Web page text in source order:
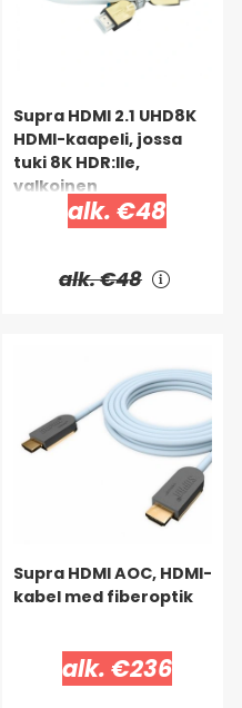
Supra HDMI 2.1 UHD8K
HDMI-kaapeli, jossa
tuki 8K HDR:lle,
valkoinen
alk. €48
alk. €48
Supra HDMI AOC, HDMI-
kabel med fiberoptik
alk. €236